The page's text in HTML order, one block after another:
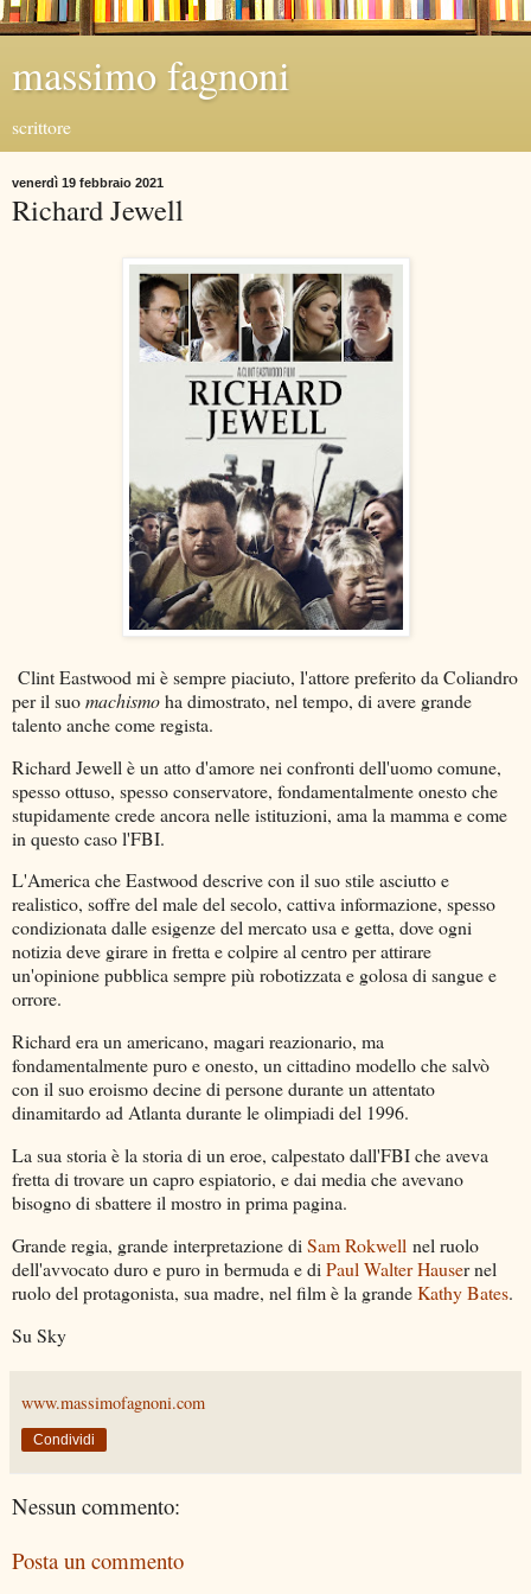
massimo fagnoni
scrittore
venerdì 19 febbraio 2021
Richard Jewell
Clint Eastwood mi è sempre piaciuto, l'attore preferito da Coliandro
per il suomachismoha dimostrato, nel tempo, di avere grande
talento anche come regista.
Richard Jewell è un atto d'amore nei confronti dell'uomo comune,
spesso ottuso, spesso conservatore, fondamentalmente onesto che
stupidamente crede ancora nelle istituzioni, ama la mamma e come
in questo caso l'FBI.
L'America che Eastwood descrive con il suo stile asciutto e
realistico, soffre del male del secolo, cattiva informazione, spesso
condizionata dalle esigenze del mercato usa e getta, dove ogni
notizia deve girare in fretta e colpire al centro per attirare
un'opinione pubblica sempre più robotizzata e golosa di sangue e
orrore.
Richard era un americano, magari reazionario, ma
fondamentalmente puro e onesto, un cittadino modello che salvò
con il suo eroismo decine di persone durante un attentato
dinamitardo ad Atlanta durante le olimpiadi del 1996.
La sua storia è la storia di un eroe, calpestato dall'FBI che aveva
fretta di trovare un capro espiatorio, e dai media che avevano
bisogno di sbattere il mostro in prima pagina.
Grande regia, grande interpretazione di Sam Rokwell nel ruolo
dell'avvocato duro e puro in bermuda e di Paul Walter Hauser nel
ruolo del protagonista, sua madre, nel film è la grandeKathy Bates.
Su Sky
www.massimofagnoni.com
Condividi
Nessun commento:
Posta un commento